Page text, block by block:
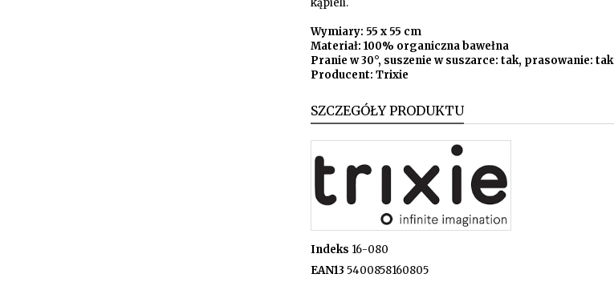
Wymiary: 55 x 55 cm
Materiał: 100% organiczna bawełna
Pranie w 30°, suszenie w suszarce: tak, prasowanie: tak
Producent: Trixie
SZCZEGÓŁY PRODUKTU
Indeks 16-080
EAN13 5400858160805